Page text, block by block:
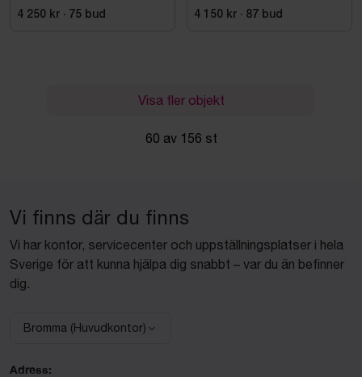
4 250 kr · 75 bud 4 150 kr · 87 bud
Visa fler objekt
60 av 156 st
Vi finns där du finns
Vi har kontor, servicecenter och uppställningsplatser i hela
Sverige för att kunna hjälpa dig snabbt – var du än befinner
dig.
Välj anläggning:
Bromma (Huvudkontor)
Adress: